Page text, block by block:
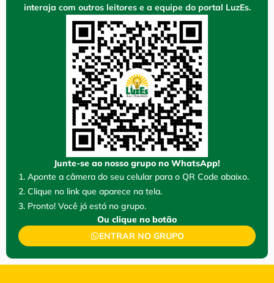
interaja com outros leitores e a equipe do portal LuzEs.
Junte-se ao nosso grupo no WhatsApp!
1. Aponte a câmera do seu celular para o QR Code abaixo.
2. Clique no link que aparece na tela.
3. Pronto! Você já está no grupo.
Ou clique no botão
ENTRAR NO GRUPO